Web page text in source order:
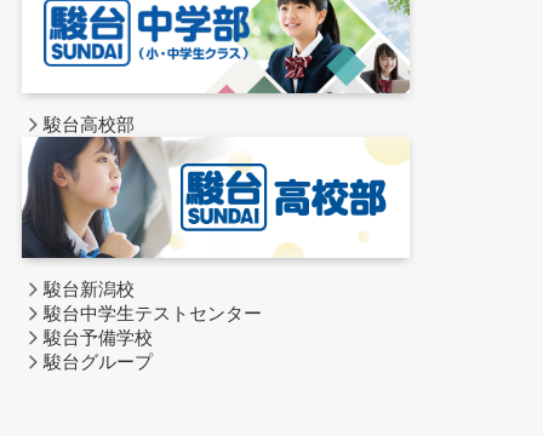
駿台高校部
駿台新潟校
駿台中学生テストセンター
駿台予備学校
駿台グループ